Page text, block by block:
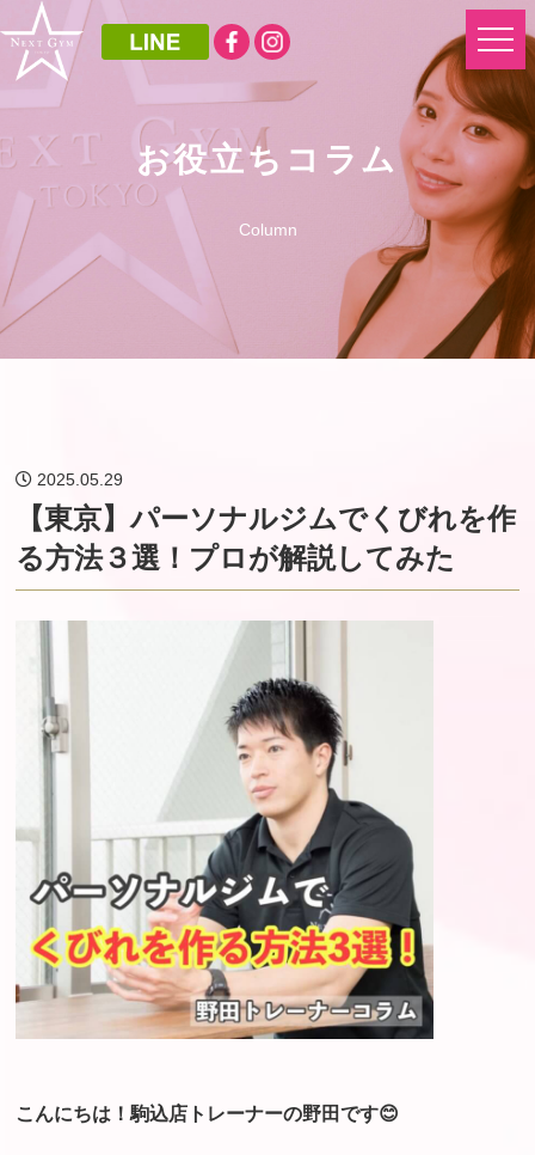
お役立ちコラム
Column
2025.05.29
【東京】パーソナルジムでくびれを作
る方法３選！プロが解説してみた
こんにちは！駒込店トレーナーの野田です😊